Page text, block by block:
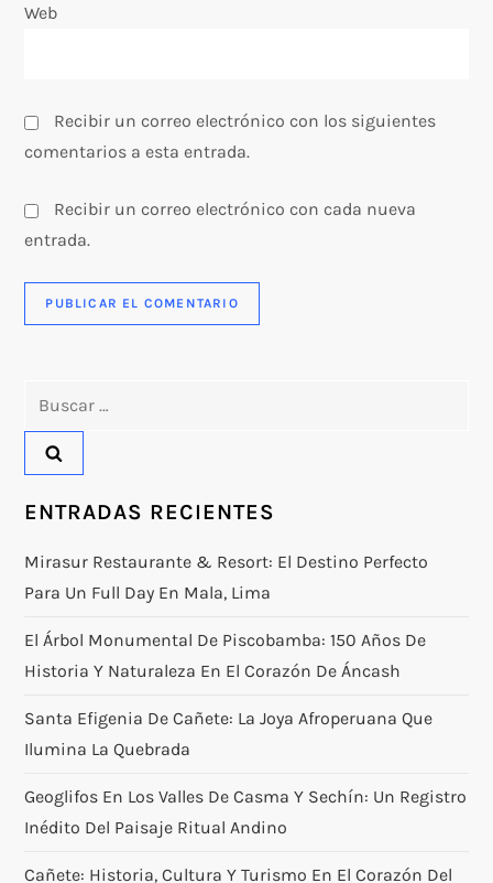
a
a
Web
Recibir un correo electrónico con los siguientes
comentarios a esta entrada.
Recibir un correo electrónico con cada nueva
entrada.
ENTRADAS RECIENTES
Mirasur Restaurante & Resort: El Destino Perfecto
Para Un Full Day En Mala, Lima
El Árbol Monumental De Piscobamba: 150 Años De
Historia Y Naturaleza En El Corazón De Áncash
Santa Efigenia De Cañete: La Joya Afroperuana Que
Ilumina La Quebrada
Geoglifos En Los Valles De Casma Y Sechín: Un Registro
Inédito Del Paisaje Ritual Andino
Cañete: Historia, Cultura Y Turismo En El Corazón Del